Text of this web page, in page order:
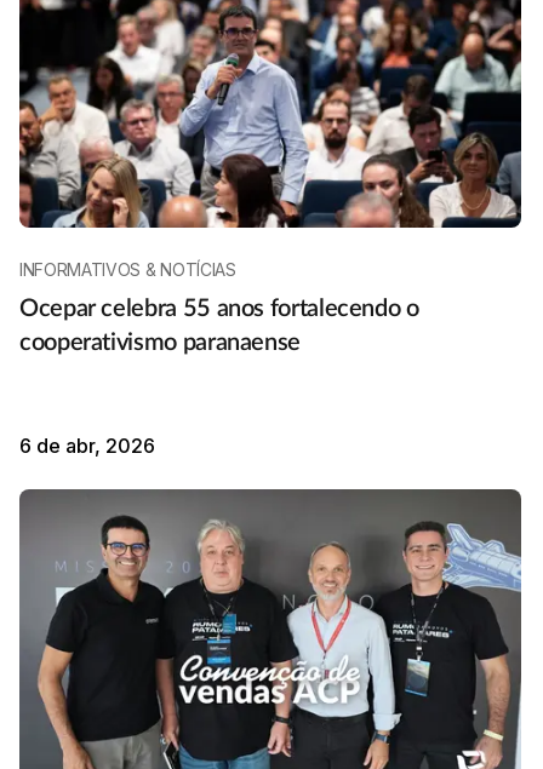
INFORMATIVOS & NOTÍCIAS
Ocepar celebra 55 anos fortalecendo o
cooperativismo paranaense
6 de abr, 2026